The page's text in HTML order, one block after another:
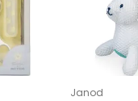
Janod